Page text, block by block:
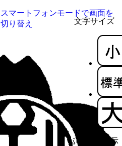
文字サイズ
ふりがな表示
スマートフォンモードで画面を
切り替え